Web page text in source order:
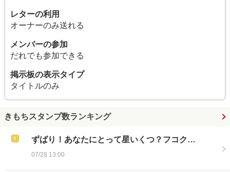
レターの利用
オーナーのみ送れる
メンバーの参加
だれでも参加できる
掲示板の表示タイプ
タイトルのみ
きもちスタンプ数ランキング
ずばり！あなたにとって星いくつ？フコク…
07/28 13:00